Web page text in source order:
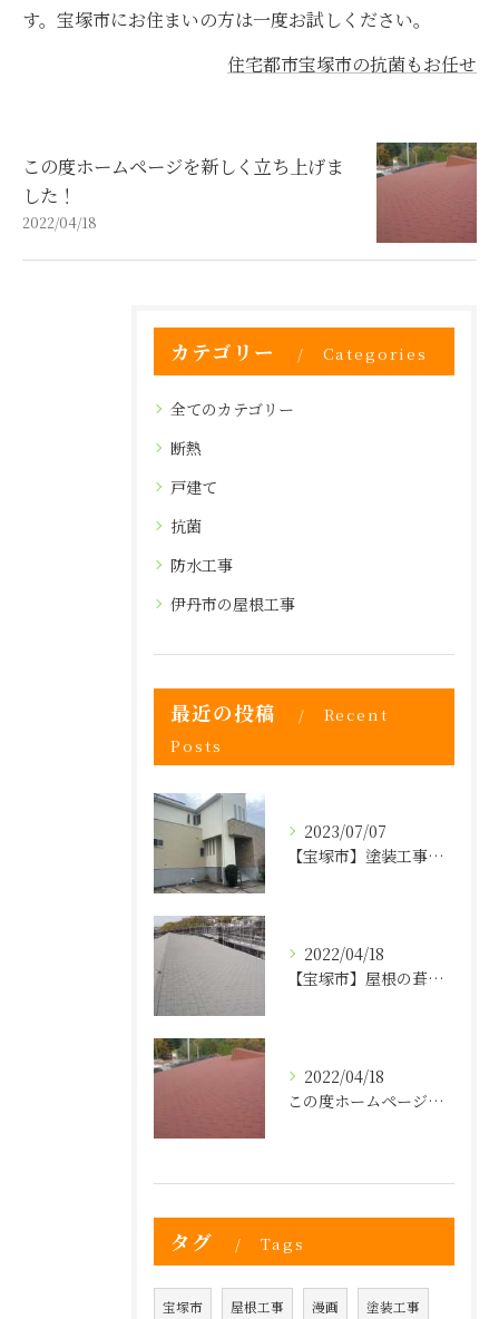
す。宝塚市にお住まいの方は一度お試しください。
住宅都市宝塚市の抗菌もお任せ
この度ホームページを新しく立ち上げま
した！
2022/04/18
カテゴリー Categories
全てのカテゴリー
断熱
戸建て
抗菌
防水工事
伊丹市の屋根工事
最近の投稿
Recent
Posts
2023/07/07
【宝塚市】塗装工事・防水・屋根の事なら株式会社ヒゲヤマへ！
2022/04/18
【宝塚市】屋根の葺き替えのタイミングは？屋根の事なら株式会社ヒゲヤマへ！
2022/04/18
この度ホームページを新しく立ち上げました！
タグ Tags
宝塚市 屋根工事 漫画 塗装工事